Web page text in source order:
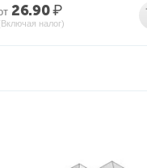
26.90₽
налог)